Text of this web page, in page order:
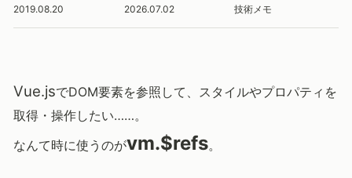
2019.08.20 2026.07.02 技術メモ
Vue.jsでDOM要素を参照して、スタイルやプロパティを
取得・操作したい……。
なんて時に使うのがvm.$refs。